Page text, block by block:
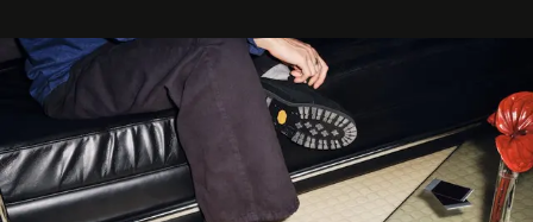
y la filosofía detrás de la propuesta.